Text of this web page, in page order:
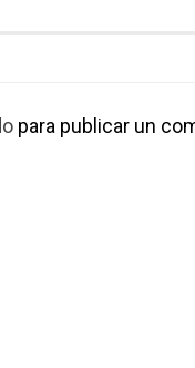
para publicar un